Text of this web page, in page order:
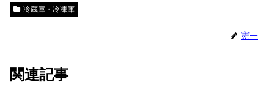
冷蔵庫・冷凍庫
憲一
関連記事